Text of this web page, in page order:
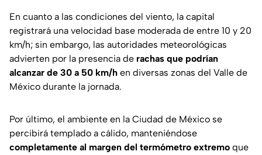
En cuanto a las condiciones del viento, la capital
registrará una velocidad base moderada de entre 10 y 20
km/h; sin embargo, las autoridades meteorológicas
advierten por la presencia de rachas que podrían
alcanzar de 30 a 50 km/h en diversas zonas del Valle de
México durante la jornada.
Por último, el ambiente en la Ciudad de México se
percibirá templado a cálido, manteniéndose
completamente al margen del termómetro extremo que